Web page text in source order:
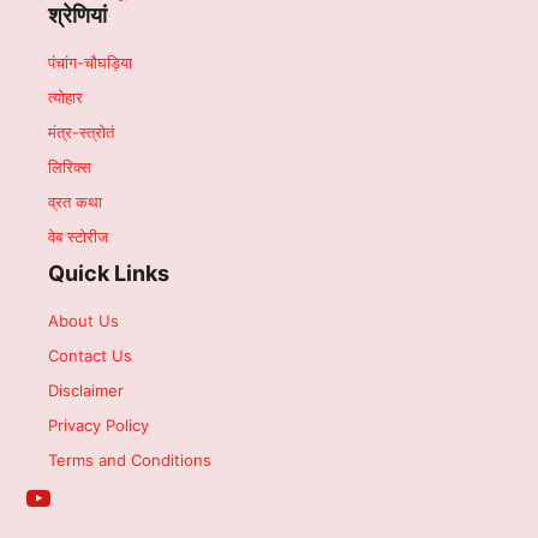
श्रेणियां
पंचांग-चौघड़िया
त्योहार
मंत्र-स्त्रोतं
लिरिक्स
व्रत कथा
वेब स्टोरीज
Quick Links
About Us
Contact Us
Disclaimer
Privacy Policy
Terms and Conditions
YouTube